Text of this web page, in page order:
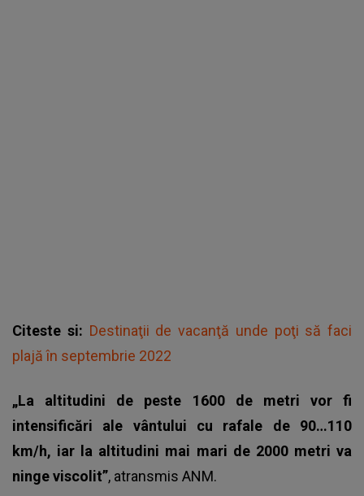
Citeste si: Destinaţii de vacanţă unde poţi să faci
plajă în septembrie 2022
„La altitudini de peste 1600 de metri vor fi
intensificări ale vântului cu rafale de 90…110
km/h, iar la altitudini mai mari de 2000 metri va
ninge viscolit”, atransmis ANM.